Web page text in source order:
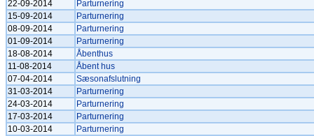
22-09-2014
Parturnering
15-09-2014
Parturnering
08-09-2014
Parturnering
01-09-2014
Parturnering
18-08-2014
Åbenthus
11-08-2014
Åbent hus
07-04-2014
Sæsonafslutning
31-03-2014
Parturnering
24-03-2014
Parturnering
17-03-2014
Parturnering
10-03-2014
Parturnering